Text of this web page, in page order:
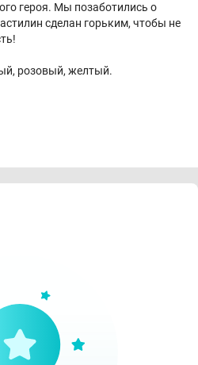
героя. Мы позаботились о
сделан горьким, чтобы не
розовый, желтый.